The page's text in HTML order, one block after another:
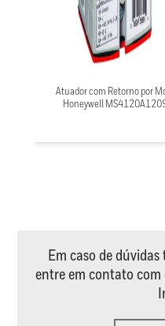
Atuador com Retorno por
Honeywell
Em caso de
entre em contato